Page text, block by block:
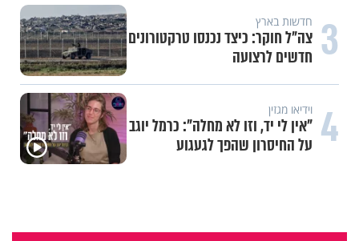
3 חדשות בארץ
צה"ל חוקר: כיצד נכנסו טרקטורונים
חדשים לרצועה
4 וידיאו מגזין
"אין לי יד, וזו לא מחלה": כרמל יוגב
על החיסרון שהפך לגעגוע